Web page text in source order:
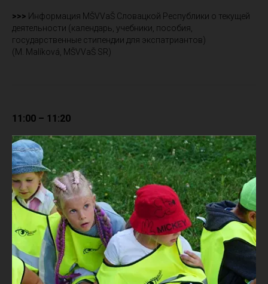
>>> Информация MŠVVaŠ Словацкой Республики о текущей
деятельности (календарь, учебники, пособия,
государственные стипендии для экспатриантов)
(M. Malíková, MŠVVaŠ SR)
11:00 – 11:20
Перерыв на кофе
11:20 – 13:00
Презентация учеб ников Aha,
slovenčina!
в рамках проекта Словацкий для